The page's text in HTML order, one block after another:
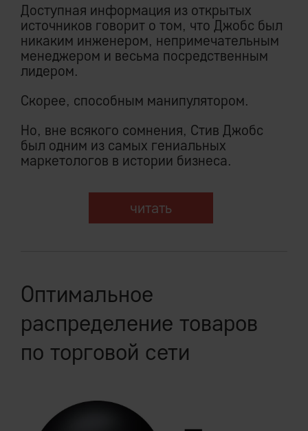
Доступная информация из открытых
источников говорит о том, что Джобс был
никаким инженером, непримечательным
менеджером и весьма посредственным
лидером.
Скорее, способным манипулятором.
Но, вне всякого сомнения, Стив Джобс
был одним из самых гениальных
маркетологов в истории бизнеса.
читать
Оптимальное
распределение товаров
по торговой сети